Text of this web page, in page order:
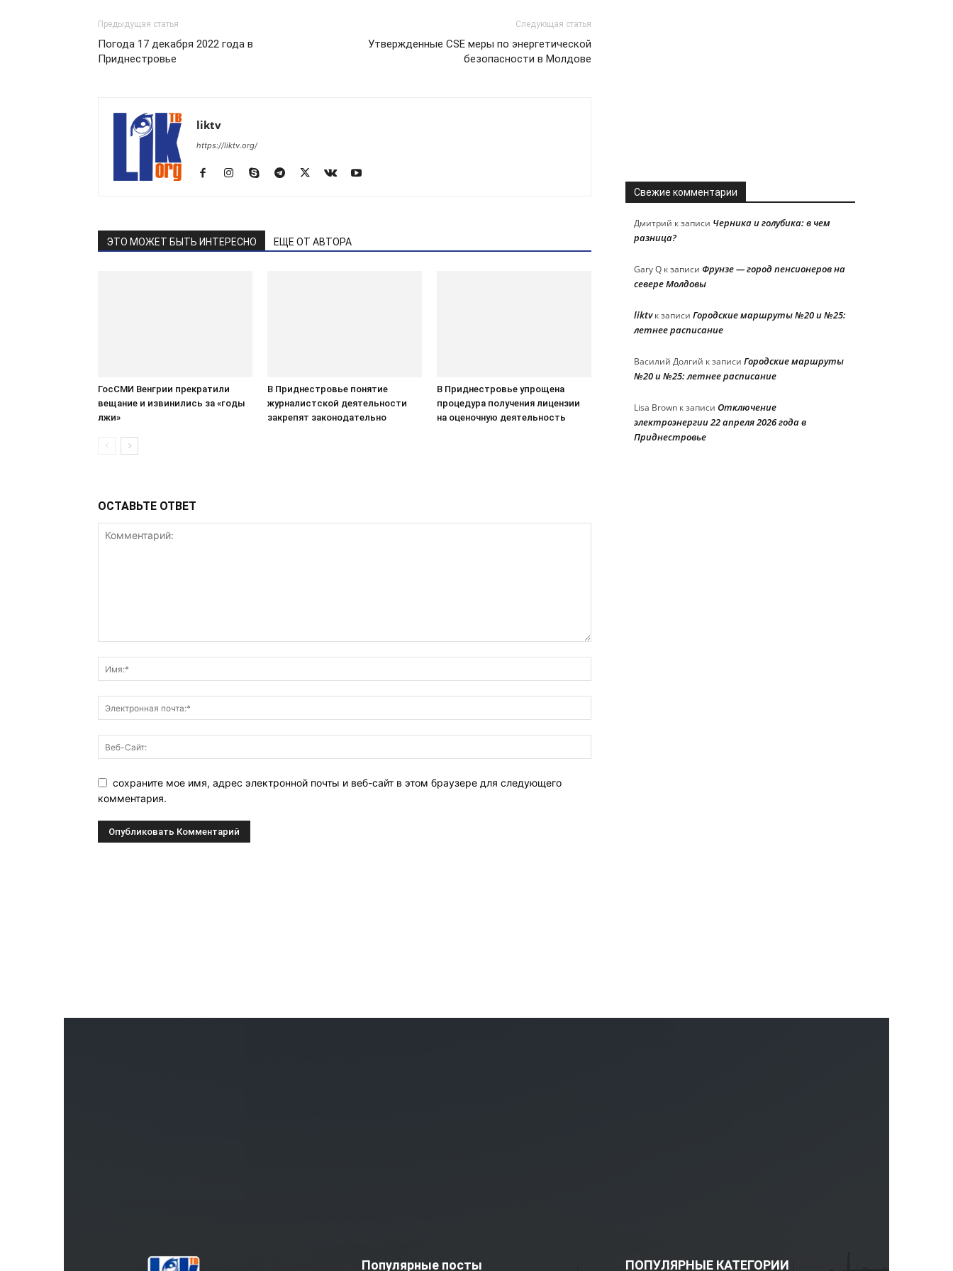
Предыдущая статья
Погода 17 декабря 2022 года в
Приднестровье
Следующая статья
Утвержденные CSE меры по энергетической
безопасности в Молдове
liktv
https://liktv.org/
ЭТО МОЖЕТ БЫТЬ ИНТЕРЕСНО ЕЩЕ ОТ АВТОРА
ГосСМИ Венгрии прекратили
вещание и извинились за «годы
лжи»
В Приднестровье понятие
журналистской деятельности
закрепят законодательно
В Приднестровье упрощена
процедура получения лицензии
на оценочную деятельность
ОСТАВЬТЕ ОТВЕТ
сохраните мое имя, адрес электронной почты и веб-сайт в этом браузере для следующего
комментария.
Свежие комментарии
Дмитрий к записи Черника и голубика: в чем
разница?
Gary Q к записи Фрунзе — город пенсионеров на
севере Молдовы
liktvк записи Городские маршруты №20 и №25:
летнее расписание
Василий Долгий к записи Городские маршруты
№20 и №25: летнее расписание
Lisa Brown к записи Отключение
электроэнергии 22 апреля 2026 года в
Приднестровье
Популярные посты ПОПУЛЯРНЫЕ КАТЕГОРИИ